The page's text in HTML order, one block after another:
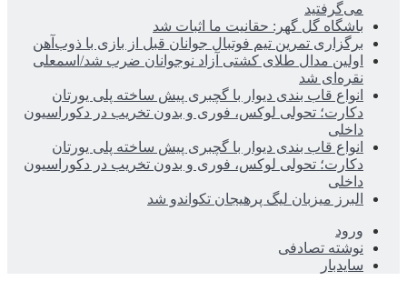
می‌گرفتید
باشگاه گل گهر: حقانیت ما اثبات شد
برگزاری تمرین تیم فوتبال جوانان قبل از بازی با ذوب‌آهن
اولین مدال طلای کشتی آزاد نوجوانان ضرب شد/اسمعلی
نقره‌ای شد
انواع قاب بندی دیوار با گچبری پیش ساخته پلی یورتان
دکارت؛ تحولی لوکس، فوری و بدون تخریب در دکوراسیون
داخلی
انواع قاب بندی دیوار با گچبری پیش ساخته پلی یورتان
دکارت؛ تحولی لوکس، فوری و بدون تخریب در دکوراسیون
داخلی
البرز میزبان لیگ پرهیجان تکواندو شد
ورود
نوشته تصادفی
سایدبار